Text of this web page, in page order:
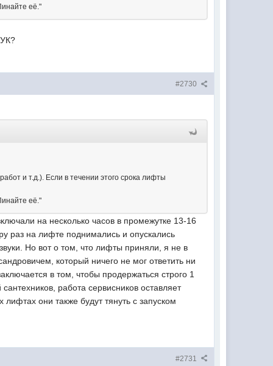
её."
#2730
и т.д.). Если в течении этого срока лифты
её."
на несколько часов в промежутке 13-16
раз на лифте поднимались и опускались
Но вот о том, что лифты приняли, я не в
который ничего не мог ответить ни
в том, чтобы продержаться строго 1
работа сервисников оставляет
они также будут тянуть с запуском
#2731